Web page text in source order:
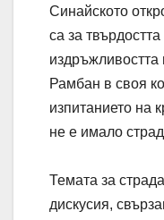
Синайското
са за
Рамбан в своя
изпитанието на
не е имало
Темата за
дискусия,